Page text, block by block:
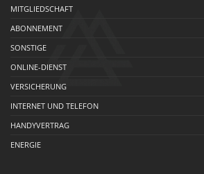
MITGLIEDSCHAFT
ABONNEMENT
SONSTIGE
ONLINE-DIENST
VERSICHERUNG
INTERNET UND TELEFON
HANDYVERTRAG
ENERGIE